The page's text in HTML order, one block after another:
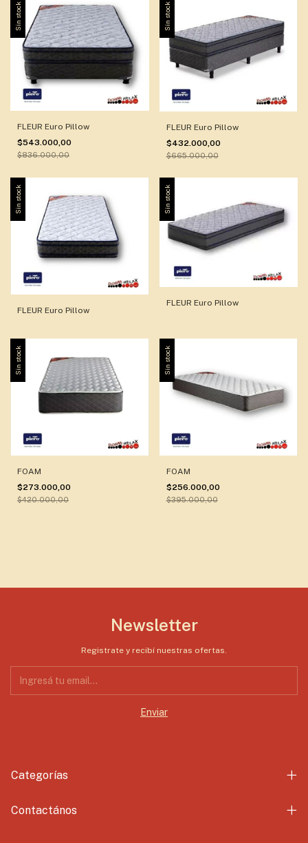
Sin stock
FLEUR Euro Pillow
$543.000,00
$836.000,00
Sin stock
FLEUR Euro Pillow
$432.000,00
$665.000,00
Sin stock
FLEUR Euro Pillow
Sin stock
FLEUR Euro Pillow
Sin stock
FOAM
$273.000,00
$420.000,00
Sin stock
FOAM
$256.000,00
$395.000,00
Newsletter
Registrate y recibí nuestras ofertas.
Categorías
Contactános